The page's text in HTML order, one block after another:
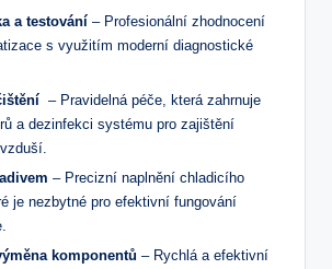
a testování ⁤– Profesionální⁤ zhodnocení‌
s využitím moderní diagnostické
​ – Pravidelná péče, která zahrnuje
a dezinfekci systému pro zajištění​
– Precizní ⁣naplnění chladicího
je nezbytné pro efektivní fungování
komponentů – Rychlá a ‌efektivní